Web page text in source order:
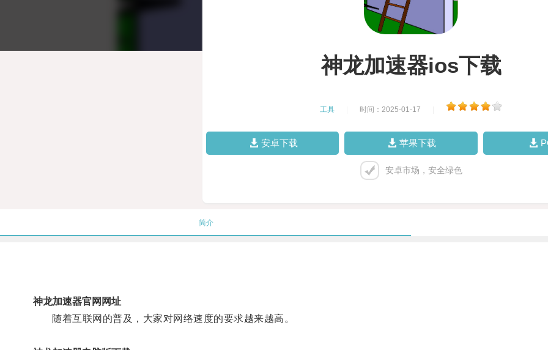
神龙加速器ios下载
工具 时间：2025-01-17
安卓下载 苹果下载
安卓市场，安全绿色
简介
神龙加速器官网网址
随着互联网的普及，大家对网络速度的要求越来越高。